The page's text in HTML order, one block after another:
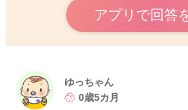
就寝時間を決めていただく方が良いと
昼夜逆転しているお子さんもいらっし
活リズムはつきやすくなってくると思
また、少し日中は活動的に過ごされる
ん。うまくお昼寝ができないのも、も
アプリで回答
ゆっちゃん
0歳5カ月